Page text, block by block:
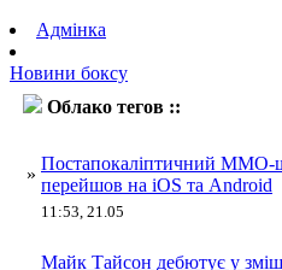
Адмінка
Новини боксу
Облако тегов ::
»
Постапокаліптичний ММО-
перейшов на iOS та Android
11:53, 21.05
Майк Тайсон дебютує у